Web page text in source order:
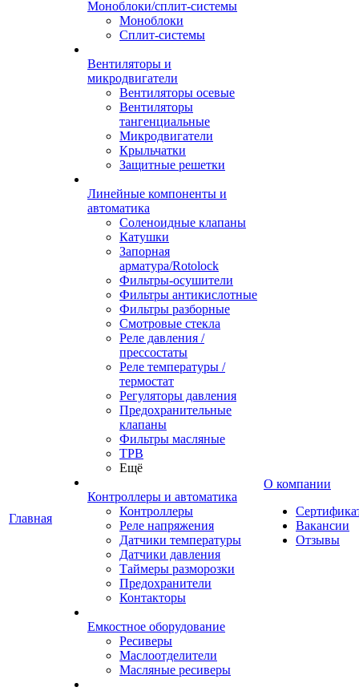
Главная
Моноблоки/сплит-системы
Моноблоки
Сплит-системы
Вентиляторы и
микродвигатели
Вентиляторы осевые
Вентиляторы
тангенциальные
Микродвигатели
Крыльчатки
Защитные решетки
Линейные компоненты и
автоматика
Соленоидные клапаны
Катушки
Запорная
арматура/Rotolock
Фильтры-осушители
Фильтры антикислотные
Фильтры разборные
Смотровые стекла
Реле давления /
прессостаты
Реле температуры /
термостат
Регуляторы давления
Предохранительные
клапаны
Фильтры масляные
ТРВ
Ещё
Контроллеры и автоматика
Контроллеры
Реле напряжения
Датчики температуры
Датчики давления
Таймеры разморозки
Предохранители
Контакторы
Емкостное оборудование
Ресиверы
Маслоотделители
Масляные ресиверы
О компании
Вакансии
Отзывы